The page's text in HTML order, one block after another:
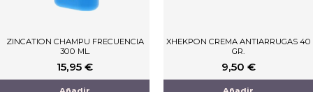
ZINCATION CHAMPU FRECUENCIA
300 ML.
15,95 €
XHEKPON CREMA ANTIARRUGAS 40
GR.
9,50 €